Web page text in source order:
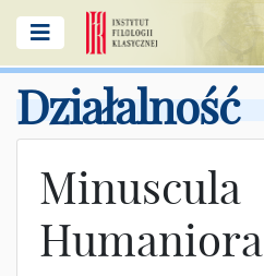
Działalność
Minuscula
Humaniora